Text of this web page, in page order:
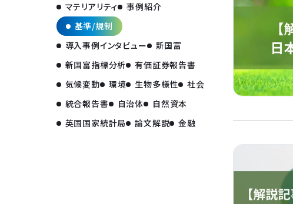
マテリアリティ
事例紹介
基準/規制
導入事例インタビュー
新国富
新国富指標分析
有価証券報告書
気候変動
環境 生物多様性
社会
統合報告書
自治体
自然資本
英国国家統計局
論文解説 金融